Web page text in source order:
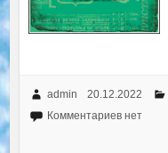
admin 20.12.2022
Комментариев нет